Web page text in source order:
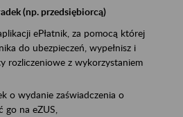
(np. przedsiębiorcą)
ePłatnik, za pomocą której
do ubezpieczeń, wypełnisz i
rozliczeniowe z wykorzystaniem
o wydanie zaświadczenia o
go na eZUS,